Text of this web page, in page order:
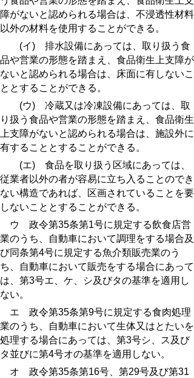
障がないと認められる場合は、不浸透性材料
以外の材料を使用することができる。
(イ) 排水設備にあっては、取り扱う食
品や営業の形態を踏まえ、食品衛生上支障が
ないと認められる場合は、床面に有しないこ
ととすることができる。
(ウ) 冷蔵又は冷凍設備にあっては、取
り扱う食品や営業の形態を踏まえ、食品衛生
上支障がないと認められる場合は、施設外に
有することとすることができる。
(エ) 食品を取り扱う区域にあっては、
従業者以外の者が容易に立ち入ることのでき
ない構造であれば、区画されていることを要
しないこととすることができる。
ウ 政令第35条第1号に規定する飲食店営
業のうち、自動車において調理をする場合及
び同条第4号に規定する魚介類販売業のう
ち、自動車において販売をする場合にあって
は、 第3号エ ケ シ及びタの基準を適用し
ない。
エ 政令第35条第9号に規定する食肉処理
業のうち、自動車において生体又はとたいを
処理する場合にあっては、 第3号シ ス 及び
タ並びに第4号オの基準を適用しない。
オ 政令第35条第16号、第29号及び第31